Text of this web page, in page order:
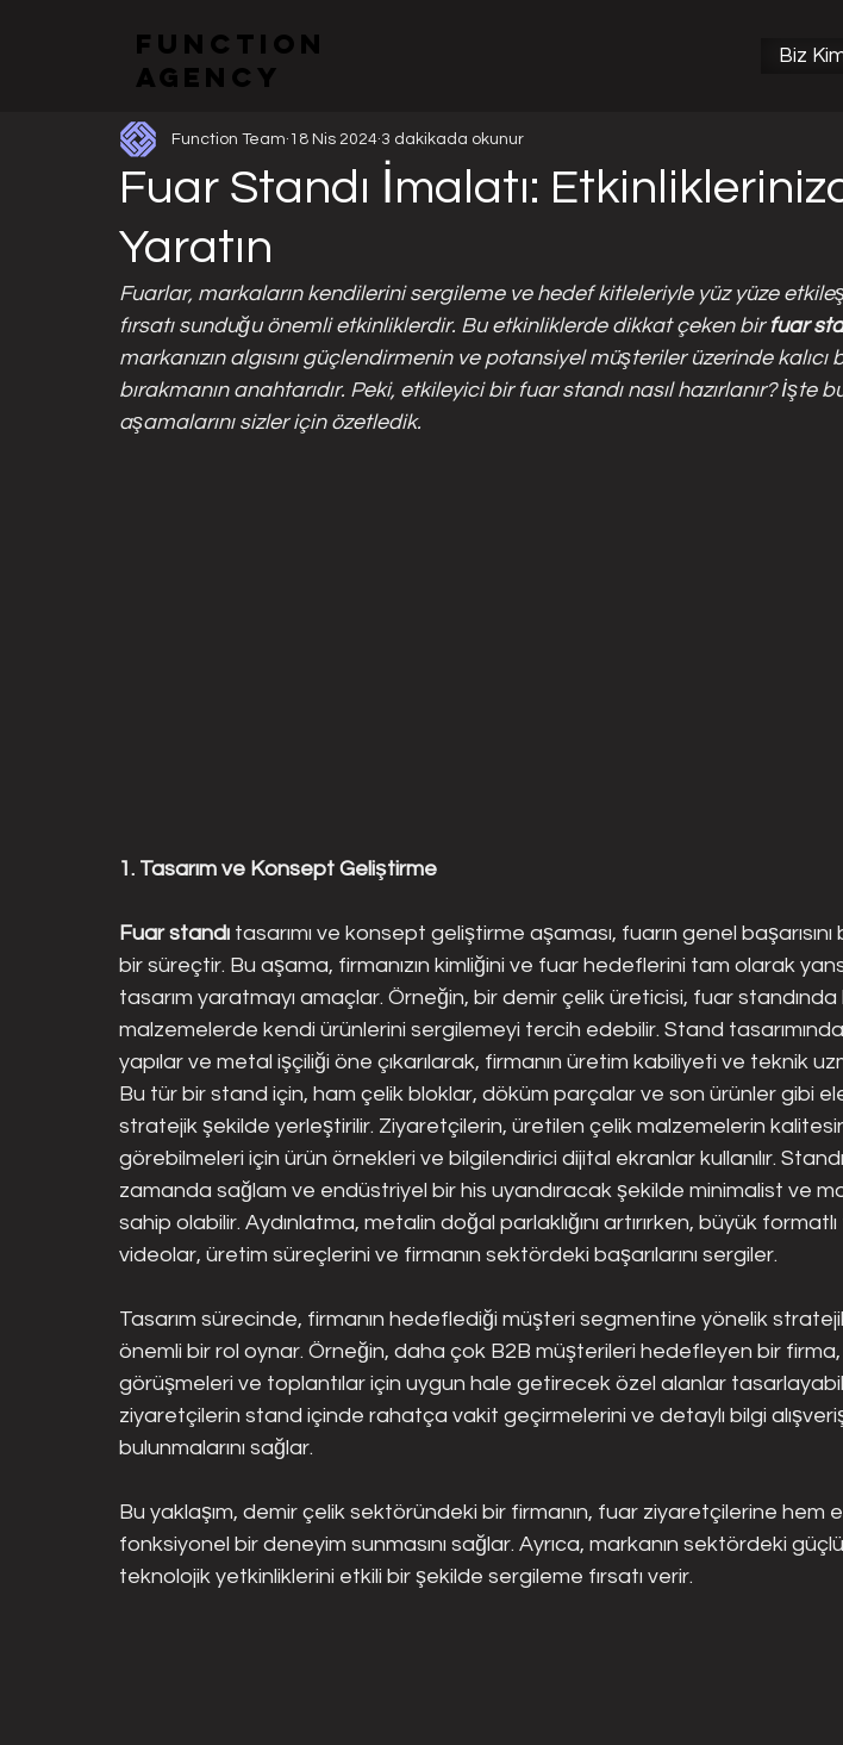
function
agency
Biz
Fuarlar ve Stand Tasarımları
Fuar Standı İmalatı:
Yaratın
Function Team 18 Nis 2024 3 dakikada okunur
Fuarlar, markaların kendilerini sergileme ve hedef kitleleriyle yüz yüze
fırsatı sunduğu önemli etkinliklerdir. Bu etkinliklerde dikkat çeken bir fuar
markanızın algısını güçlendirmenin ve potansiyel müşteriler üzerinde kalıcı
bırakmanın anahtarıdır. Peki, etkileyici bir fuar standı nasıl hazırlanır? İşte
aşamalarını sizler için özetledik.
1. Tasarım ve Konsept Geliştirme
Fuar standı tasarımı ve konsept geliştirme aşaması, fuarın genel
bir süreçtir. Bu aşama, firmanızın kimliğini ve fuar hedeflerini tam olarak
tasarım yaratmayı amaçlar. Örneğin, bir demir çelik üreticisi, fuar standında
malzemelerde kendi ürünlerini sergilemeyi tercih edebilir. Stand
yapılar ve metal işçiliği öne çıkarılarak, firmanın üretim kabiliyeti ve teknik
Bu tür bir stand için, ham çelik bloklar, döküm parçalar ve son ürünler gibi
stratejik şekilde yerleştirilir. Ziyaretçilerin, üretilen çelik malzemelerin
görebilmeleri için ürün örnekleri ve bilgilendirici dijital ekranlar kullanılır.
zamanda sağlam ve endüstriyel bir his uyandıracak şekilde minimalist ve
sahip olabilir. Aydınlatma, metalin doğal parlaklığını artırırken, büyük
videolar, üretim süreçlerini ve firmanın sektördeki başarılarını sergiler.
Tasarım sürecinde, firmanın hedeflediği müşteri segmentine yönelik
önemli bir rol oynar. Örneğin, daha çok B2B müşterileri hedefleyen bir firma,
görüşmeleri ve toplantılar için uygun hale getirecek özel alanlar
ziyaretçilerin stand içinde rahatça vakit geçirmelerini ve detaylı bilgi
bulunmalarını sağlar.
Bu yaklaşım, demir çelik sektöründeki bir firmanın, fuar ziyaretçilerine hem
fonksiyonel bir deneyim sunmasını sağlar. Ayrıca, markanın sektördeki
teknolojik yetkinliklerini etkili bir şekilde sergileme fırsatı verir.